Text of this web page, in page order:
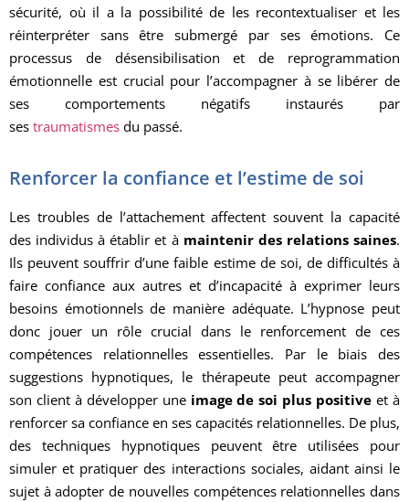
sécurité, où il a la possibilité de les recontextualiser et les
réinterpréter sans être submergé par ses émotions. Ce
processus de désensibilisation et de reprogrammation
émotionnelle est crucial pour l’accompagner à se libérer de
ses comportements négatifs instaurés par
ses traumatismes du passé.
Renforcer la confiance et l’estime de soi
Les troubles de l’attachement affectent souvent la capacité
des individus à établir et à maintenir des relations saines.
Ils peuvent souffrir d’une faible estime de soi, de difficultés à
faire confiance aux autres et d’incapacité à exprimer leurs
besoins émotionnels de manière adéquate. L’hypnose peut
donc jouer un rôle crucial dans le renforcement de ces
compétences relationnelles essentielles. Par le biais des
suggestions hypnotiques, le thérapeute peut accompagner
son client à développer une image de soi plus positive et à
renforcer sa confiance en ses capacités relationnelles. De plus,
des techniques hypnotiques peuvent être utilisées pour
simuler et pratiquer des interactions sociales, aidant ainsi le
sujet à adopter de nouvelles compétences relationnelles dans